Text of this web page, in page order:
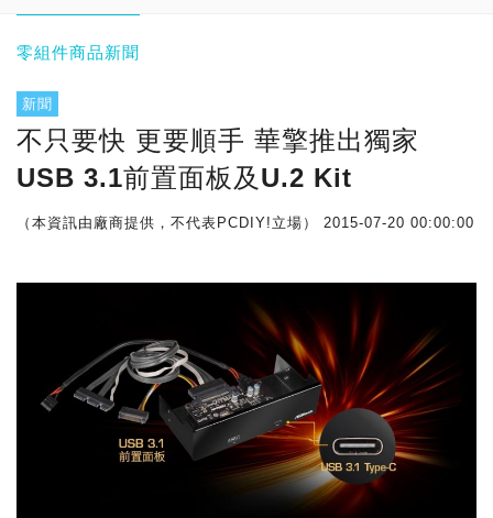
零組件商品新聞
新聞
不只要快 更要順手 華擎推出獨家
USB 3.1前置面板及U.2 Kit
（本資訊由廠商提供，不代表PCDIY!立場） 2015-07-20 00:00:00